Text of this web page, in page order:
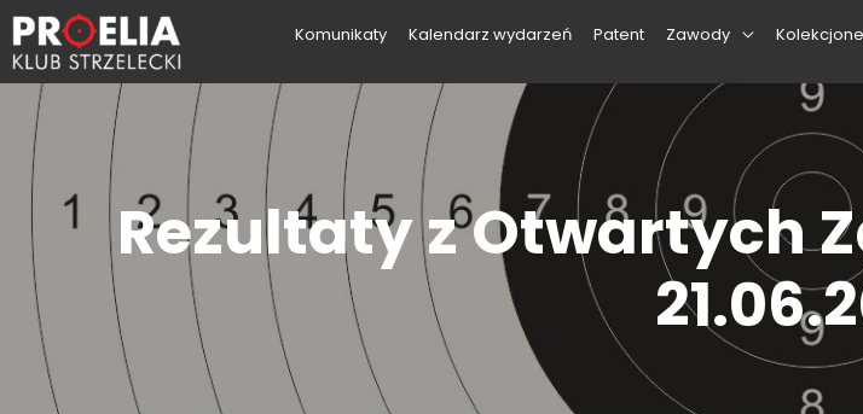
Komunikaty Kalendarz wydarzeń Patent Zawody
Rezultaty z Otwartych